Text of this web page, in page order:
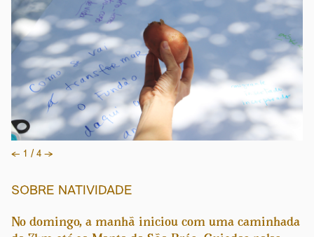
← 1 / 4 →
Previous Next
SOBRE NATIVIDADE
No domingo, a manhã iniciou com uma caminhada